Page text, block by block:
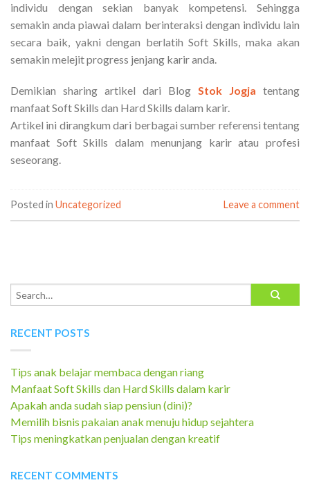
individu dengan sekian banyak kompetensi. Sehingga
semakin anda piawai dalam berinteraksi dengan individu lain
secara baik, yakni dengan berlatih Soft Skills, maka akan
semakin melejit progress jenjang karir anda.
Demikian sharing artikel dari Blog Stok Jogja tentang
manfaat Soft Skills dan Hard Skills dalam karir.
Artikel ini dirangkum dari berbagai sumber referensi tentang
manfaat Soft Skills dalam menunjang karir atau profesi
seseorang.
Posted in Uncategorized Leave a comment
RECENT POSTS
Tips anak belajar membaca dengan riang
Manfaat Soft Skills dan Hard Skills dalam karir
Apakah anda sudah siap pensiun (dini)?
Memilih bisnis pakaian anak menuju hidup sejahtera
Tips meningkatkan penjualan dengan kreatif
RECENT COMMENTS